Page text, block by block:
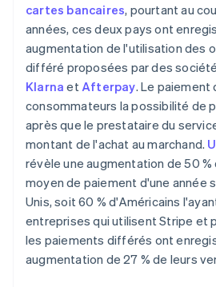
cartes bancaires, pourtant au
années, ces deux pays ont
augmentation de l'utilisation des
différé proposées par des
Klarna etAfterpay. Le
consommateurs la possibilité de
après que le prestataire du
montant de l'achat au marchand.
révèle une augmentation de 50
moyen de paiement d'une année
Unis, soit 60 % d'Américains
entreprises qui utilisent Stripe et
les paiements différés ont
augmentation de 27 % de leurs